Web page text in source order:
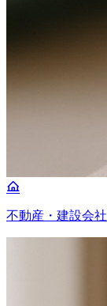
不動産・建設会社